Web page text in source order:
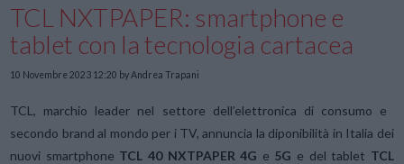
TCL NXTPAPER: smartphone e
tablet con la tecnologia cartacea
10 Novembre 2023 12:20 by Andrea Trapani
TCL, marchio leader nel settore dell’elettronica di consumo e
secondo brand al mondo per i TV, annuncia la diponibilità in Italia dei
nuovi smartphone TCL 40 NXTPAPER 4G e 5G e del tablet TCL